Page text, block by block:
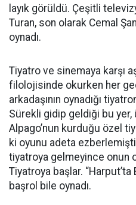
layık görüldü. Çeşitli
Turan, son olarak Cemal
oynadı.
Tiyatro ve sinemaya karşı
filolojisinde okurken her
arkadaşının oynadığı
Sürekli gidip geldiği bu yer,
Alpago’nun kurduğu özel
ki oyunu adeta
tiyatroya gelmeyince onun
Tiyatroya başlar. “Harput’ta
başrol bile oynadı.